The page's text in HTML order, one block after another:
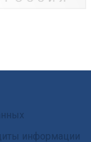
информации